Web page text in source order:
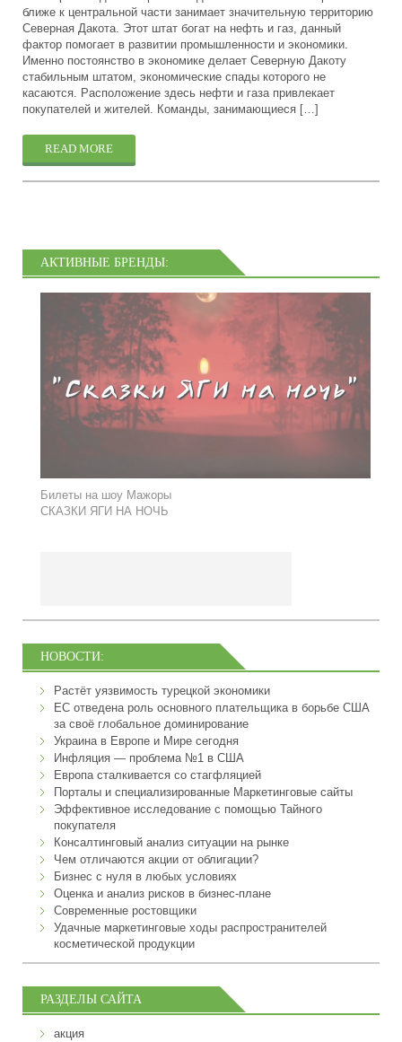
ближе к центральной части занимает значительную территорию
Северная Дакота. Этот штат богат на нефть и газ, данный
фактор помогает в развитии промышленности и экономики.
Именно постоянство в экономике делает Северную Дакоту
стабильным штатом, экономические спады которого не
касаются. Расположение здесь нефти и газа привлекает
покупателей и жителей. Команды, занимающиеся […]
READ MORE
АКТИВНЫЕ БРЕНДЫ:
Билеты на шоу Мажоры
СКАЗКИ ЯГИ НА НОЧЬ
НОВОСТИ:
Растёт уязвимость турецкой экономики
ЕС отведена роль основного плательщика в борьбе США
за своё глобальное доминирование
Украина в Европе и Мире сегодня
Инфляция — проблема №1 в США
Европа сталкивается со стагфляцией
Порталы и специализированные Маркетинговые сайты
Эффективное исследование с помощью Тайного
покупателя
Консалтинговый анализ ситуации на рынке
Чем отличаются акции от облигации?
Бизнес с нуля в любых условиях
Оценка и анализ рисков в бизнес-плане
Современные ростовщики
Удачные маркетинговые ходы распространителей
косметической продукции
РАЗДЕЛЫ САЙТА
акция